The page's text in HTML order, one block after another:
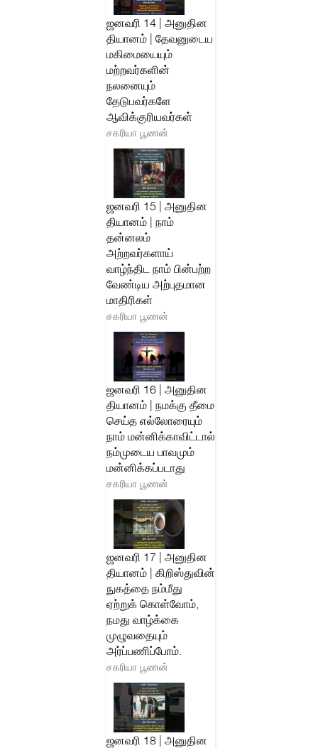
ஜனவரி 14 | அனுதின
தியானம் | தேவனுடைய
மகிமையையும்
மற்றவர்களின்
நலனையும்
தேடுபவர்களே
ஆவிக்குரியவர்கள்
சகரியா பூணன்
ஜனவரி 15 | அனுதின
தியானம் | நாம்
தன்னலம்
அற்றவர்களாய்
வாழ்ந்திட நாம் பின்பற்ற
வேண்டிய அற்புதமான
மாதிரிகள்
சகரியா பூணன்
ஜனவரி 16 | அனுதின
தியானம் | நமக்கு தீமை
செய்த எல்லோரையும்
நாம் மன்னிக்காவிட்டால்
நம்முடைய பாவமும்
மன்னிக்கப்படாது
சகரியா பூணன்
ஜனவரி 17 | அனுதின
தியானம் | கிறிஸ்துவின்
நுகத்தை நம்மீது
ஏற்றுக் கொள்வோம்,
நமது வாழ்க்கை
முழுவதையும்
அர்ப்பணிப்போம்.
சகரியா பூணன்
ஜனவரி 18 | அனுதின